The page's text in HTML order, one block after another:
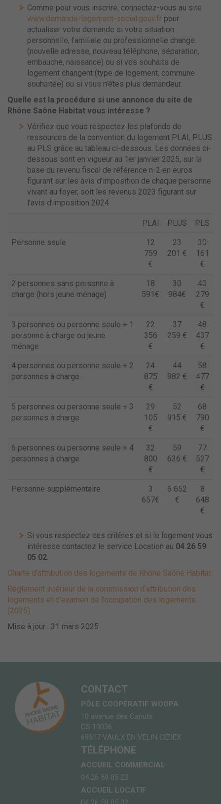
Comme pour vous inscrire, connectez-vous au site
www.demande-logement-social.gouv.fr pour
actualiser votre demande si votre situation
personnelle, familiale ou professionnelle change
(nouvelle adresse, nouveau téléphone, séparation,
embauche, naissance) ou si vos souhaits de
logement changent (type de logement, commune
souhaitée) ou si vous n’êtes plus demandeur.
Quelle est la procédure si une annonce du site de
Rhône Saône Habitat vous intéresse ?
Vérifiez que vous respectez les plafonds de
ressources de la convention du logement PLAI, PLUS
au PLS grâce au tableau ci-dessous. Les données ci-
dessous sont en vigueur au 1er janvier 2025, sur la
base du revenu fiscal de référence n-2 en euros
figurant sur les avis d’imposition de chaque personne
vivant au foyer, soit les revenus 2023 figurant sur
l’avis d’imposition 2024.
PLAI PLUS PLS
Personne seule
12
759
€
23
201 €
30
161
€
2 personnes sans personne à
charge (hors jeune ménage)
18
591€
30
984€
40
279
€
3 personnes ou personne seule + 1
personne à charge ou jeune
ménage
22
356
€
37
259 €
48
437
€
4 personnes ou personne seule + 2
personnes à charge
24
875
€
44
982 €
58
477
€
5 personnes ou personne seule + 3
personnes à charge
29
105
€
52
915 €
68
790
€
6 personnes ou personne seule + 4
personnes à charge
32
800
€
59
636 €
77
527
€
Personne supplémentaire
3
657€
6 652
€
8
648
€
Si vous respectez ces critères et si le logement vous
intéresse contactez le service Location au 04 26 59
05 02.
Charte d’attribution des logements de Rhône Saône Habitat
Règlement intérieur de la commission d’attribution des
logements et d’examen de l’occupation des logements
(2025)
Mise à jour : 31 mars 2025.
CONTACT
PÔLE COOPÉRATIF WOOPA
10 avenue des Canuts
CS 10036
69517 VAULX EN VELIN CEDEX
TÉLÉPHONE
ACCUEIL COMMERCIAL
04 26 59 05 23
ACCUEIL LOCATIF